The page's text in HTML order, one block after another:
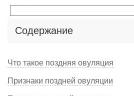
Содержание
Что такое поздняя овуляция
Признаки поздней овуляции